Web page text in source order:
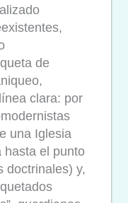
de
clara: por
una Iglesia
hasta el punto
doctrinales) y,